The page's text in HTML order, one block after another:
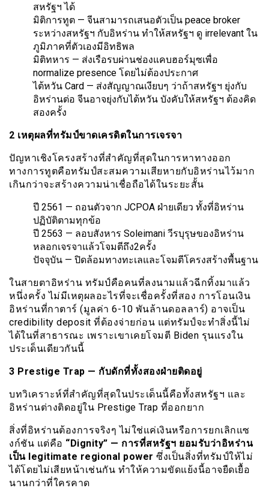
สหรัฐฯ ได้
มิติการทูต — จีนสามารถเสนอตัวเป็น peace broker
ระหว่างสหรัฐฯ กับอิหร่าน ทำให้สหรัฐฯ ดู irrelevant ใน
ภูมิภาคที่ตัวเองมีอิทธิพล
มิติทหาร — ส่งเรือรบผ่านช่องแคบฮอร์มุซเพื่อ
normalize presence โดยไม่ต้องประกาศ
ไต้หวัน Card — ส่งสัญญาณเงียบๆ ว่าถ้าสหรัฐฯ ยุ่งกับ
อิหร่านต่อ จีนอาจยุ่งกับไต้หวัน บังคับให้สหรัฐฯ ต้องคิด
สองครั้ง
2 เหตุผลที่ทรัมป์ขาดเครดิตในการเจรจา
ปัญหาเชิงโครงสร้างที่สำคัญที่สุดในการหาทางออก
ทางการทูตคือทรัมป์สะสมความเสียหายกับอิหร่านไว้มาก
เกินกว่าจะสร้างความน่าเชื่อถือได้ในระยะสั้น
ปี 2561 — ถอนตัวจาก JCPOA ฝ่ายเดียว ทั้งที่อิหร่าน
ปฏิบัติตามทุกข้อ
ปี 2563 — ลอบสังหาร Soleimani วีรบุรุษของอิหร่าน
หลอกเจรจาแล้วโจมตีถึง2ครั้ง
ปัจจุบัน — ปิดล้อมทางทะเลและโจมตีโครงสร้างพื้นฐาน
ในสายตาอิหร่าน ทรัมป์คือคนที่ลงนามแล้วฉีกทิ้งมาแล้ว
หนึ่งครั้ง ไม่มีเหตุผลอะไรที่จะเชื่อครั้งที่สอง การโอนเงิน
อิหร่านที่กาตาร์ (มูลค่า 6-10 พันล้านดอลลาร์) อาจเป็น
credibility deposit ที่ต้องจ่ายก่อน แต่ทรัมป์จะทำสิ่งนี้ไม่
ได้ในที่สาธารณะ เพราะเขาเคยโจมตี Biden รุนแรงใน
ประเด็นเดียวกันนี้
3 Prestige Trap — กับดักที่ทั้งสองฝ่ายติดอยู่
บทวิเคราะห์ที่สำคัญที่สุดในประเด็นนี้คือทั้งสหรัฐฯ และ
อิหร่านต่างติดอยู่ใน Prestige Trap ที่ออกยาก
สิ่งที่อิหร่านต้องการจริงๆ ไม่ใช่แค่เงินหรือการยกเลิกแซ
งก์ชัน แต่คือ “Dignity” — การที่สหรัฐฯ ยอมรับว่าอิหร่าน
เป็น legitimate regional power ซึ่งเป็นสิ่งที่ทรัมป์ให้ไม่
ได้โดยไม่เสียหน้าเช่นกัน ทำให้ความขัดแย้งนี้อาจยืดเยื้อ
นานกว่าที่ใครคาด